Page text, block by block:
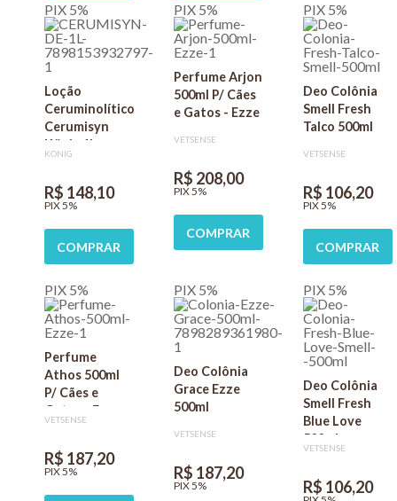
PIX 5%
Loção
Ceruminolítico
Cerumisyn
König 1L
KONIG
R$ 148,10
PIX 5%
COMPRAR
PIX 5%
Perfume Arjon
500ml P/ Cães
e Gatos - Ezze
VETSENSE
R$ 208,00
PIX 5%
COMPRAR
PIX 5%
Deo Colônia
Smell Fresh
Talco 500ml
VETSENSE
R$ 106,20
PIX 5%
COMPRAR
PIX 5%
Perfume
Athos 500ml
P/ Cães e
Gatos - Ezze
VETSENSE
R$ 187,20
PIX 5%
PIX 5%
Deo Colônia
Grace Ezze
500ml
VETSENSE
R$ 187,20
PIX 5%
PIX 5%
Deo Colônia
Smell Fresh
Blue Love
500ml
VETSENSE
R$ 106,20